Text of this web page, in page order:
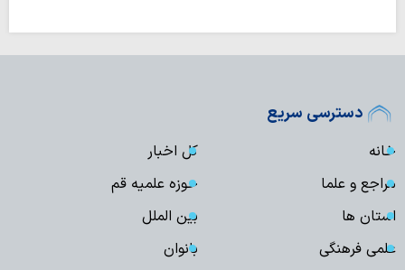
دسترسی سریع
خانه
کل اخبار
مراجع و علما
حوزه علمیه قم
استان ها
بین الملل
علمی فرهنگی
بانوان